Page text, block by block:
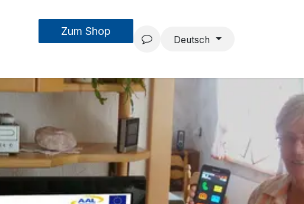
IntegraMouseAIR Forschung & Entwicklung
Zum Shop
Deutsch